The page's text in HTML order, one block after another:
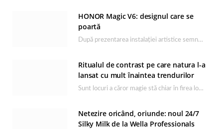
HONOR Magic V6: designul care se
poartă
După prezentarea instalației artistice semnată de Catrinel Săbăciag în cadrul evenimentului de lansare HONOR Magic…
Ritualul de contrast pe care natura l-a
lansat cu mult înaintea trendurilor
Sunt locuri a căror magie stă chiar în firea lor naturală, iar Lacul Ursu din…
Netezire oricând, oriunde: noul 24/7
Silky Milk de la Wella Professionals